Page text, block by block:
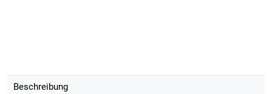
Beschreibung